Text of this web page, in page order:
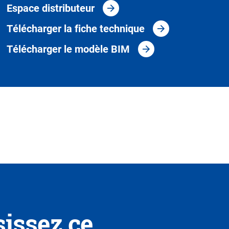
Espace distributeur
Télécharger la fiche technique
Télécharger le modèle BIM